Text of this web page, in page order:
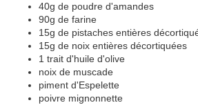
40g de poudre d'amandes
90g de farine
15g de pistaches entières
15g de noix entières décortiquées
1 trait d'huile d'olive
noix de muscade
piment d'Espelette
poivre mignonnette